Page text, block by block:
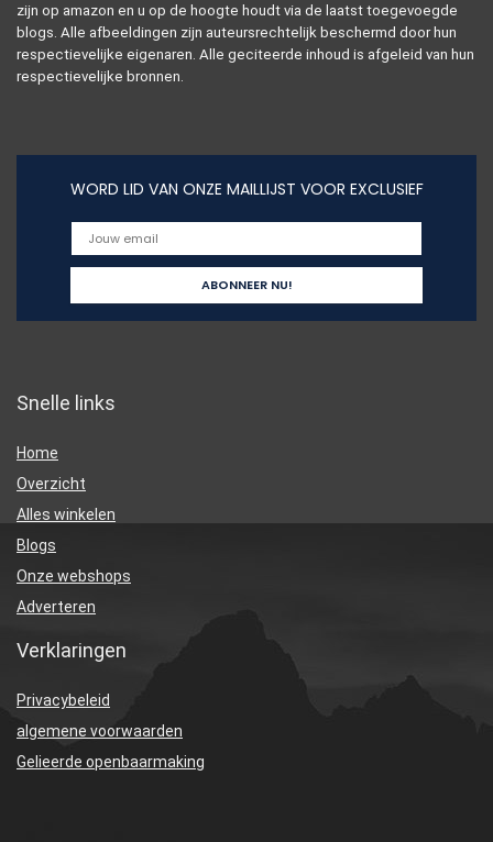
zijn op amazon en u op de hoogte houdt via de laatst toegevoegde
blogs. Alle afbeeldingen zijn auteursrechtelijk beschermd door hun
respectievelijke eigenaren. Alle geciteerde inhoud is afgeleid van hun
respectievelijke bronnen.
WORD LID VAN ONZE MAILLIJST VOOR EXCLUSIEF
Snelle links
Home
Overzicht
Alles winkelen
Blogs
Onze webshops
Adverteren
Verklaringen
Privacybeleid
algemene voorwaarden
Gelieerde openbaarmaking